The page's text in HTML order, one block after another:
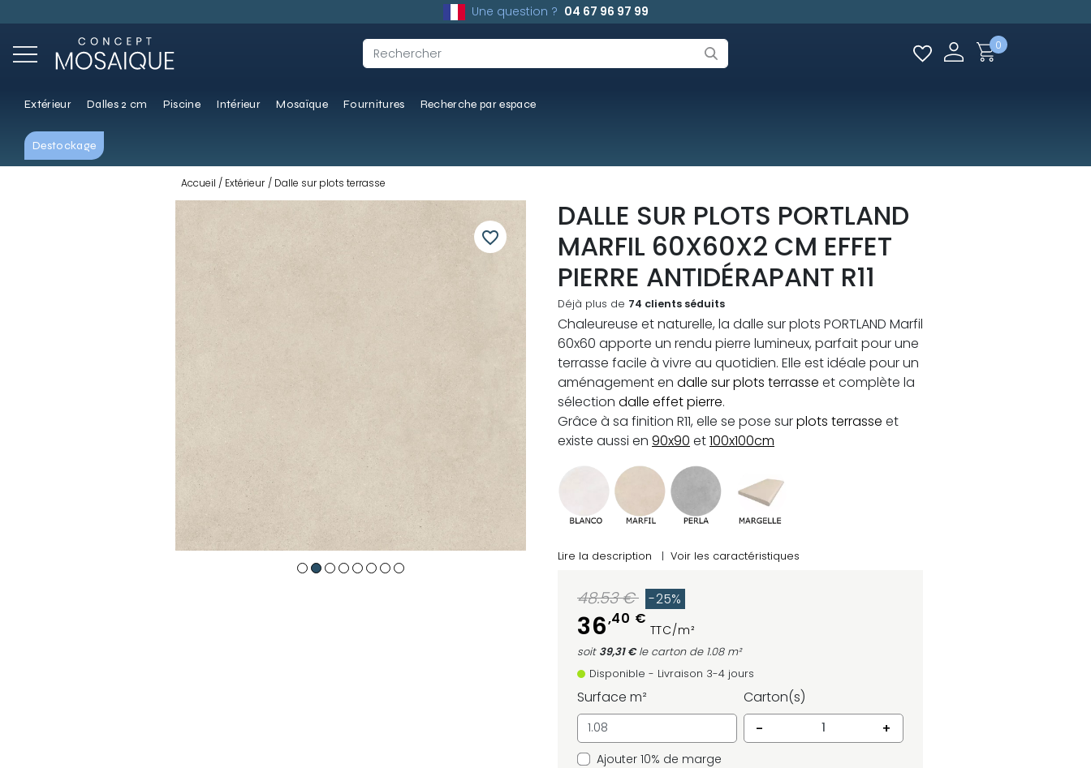
Une question ? 04 67 96 97 99
Extérieur Dalles 2 cm Piscine Intérieur Mosaïque Fournitures Recherche par espace
Destockage
0
Accueil Extérieur Dalle sur plots terrasse
favorite_border
DALLE SUR PLOTS PORTLAND
MARFIL 60X60X2 CM EFFET
PIERRE ANTIDÉRAPANT R11
Déjà plus de 74 clients séduits
Chaleureuse et naturelle, la dalle sur plots PORTLAND Marfil
60x60 apporte un rendu pierre lumineux, parfait pour une
terrasse facile à vivre au quotidien. Elle est idéale pour un
aménagement en dalle sur plots terrasse et complète la
sélection dalle effet pierre.
Grâce à sa finition R11, elle se pose surplots terrasse et
existe aussi en 90x90 et100x100cm
Lire la description | Voir les caractéristiques
48.53 € -25%
36,40 €
TTC/m²
soit 39,31 €le carton de 1.08 m²
Disponible - Livraison 3-4 jours
Surface m²
Carton(s)
-
+
Ajouter 10% de marge